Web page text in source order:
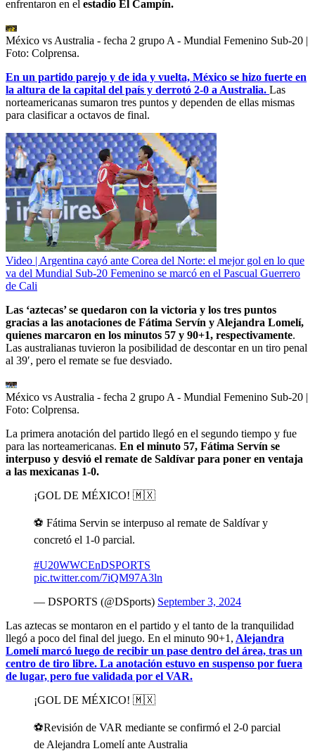
enfrentaron en el estadio El Campín.
México vs Australia - fecha 2 grupo A - Mundial Femenino Sub-20 |
Foto: Colprensa.
En un partido parejo y de ida y vuelta, México se hizo fuerte en
la altura de la capital del país y derrotó 2-0 a Australia. Las
norteamericanas sumaron tres puntos y dependen de ellas mismas
para clasificar a octavos de final.
Video | Argentina cayó ante Corea del Norte: el mejor gol en lo que
va del Mundial Sub-20 Femenino se marcó en el Pascual Guerrero
de Cali
Las ‘aztecas’ se quedaron con la victoria y los tres puntos
gracias a las anotaciones de Fátima Servín y Alejandra Lomelí,
quienes marcaron en los minutos 57 y 90+1, respectivamente.
Las australianas tuvieron la posibilidad de descontar en un tiro penal
al 39′, pero el remate se fue desviado.
México vs Australia - fecha 2 grupo A - Mundial Femenino Sub-20 |
Foto: Colprensa.
La primera anotación del partido llegó en el segundo tiempo y fue
para las norteamericanas. En el minuto 57, Fátima Servín se
interpuso y desvió el remate de Saldívar para poner en ventaja
a las mexicanas 1-0.
¡GOL DE MÉXICO! 🇲🇽
⚽️ Fátima Servin se interpuso al remate de Saldívar y
concretó el 1-0 parcial.
#U20WWCEnDSPORTS
pic.twitter.com/7iQM97A3ln
— DSPORTS (@DSports) September 3, 2024
Las aztecas se montaron en el partido y el tanto de la tranquilidad
llegó a poco del final del juego. En el minuto 90+1, Alejandra
Lomelí marcó luego de recibir un pase dentro del área, tras un
centro de tiro libre. La anotación estuvo en suspenso por fuera
de lugar, pero fue validada por el VAR.
¡GOL DE MÉXICO! 🇲🇽
⚽️Revisión de VAR mediante se confirmó el 2-0 parcial
de Alejandra Lomelí ante Australia